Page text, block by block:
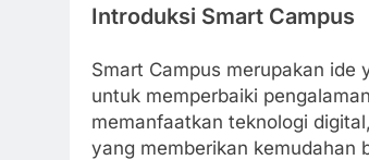
Introduksi Smart Campus
Smart Campus merupakan ide
untuk memperbaiki
memanfaatkan teknologi
yang memberikan kemudahan